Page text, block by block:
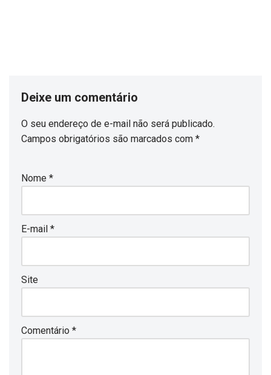
Deixe um comentário
O seu endereço de e-mail não será publicado.
Campos obrigatórios são marcados com *
Nome *
E-mail *
Site
Comentário *